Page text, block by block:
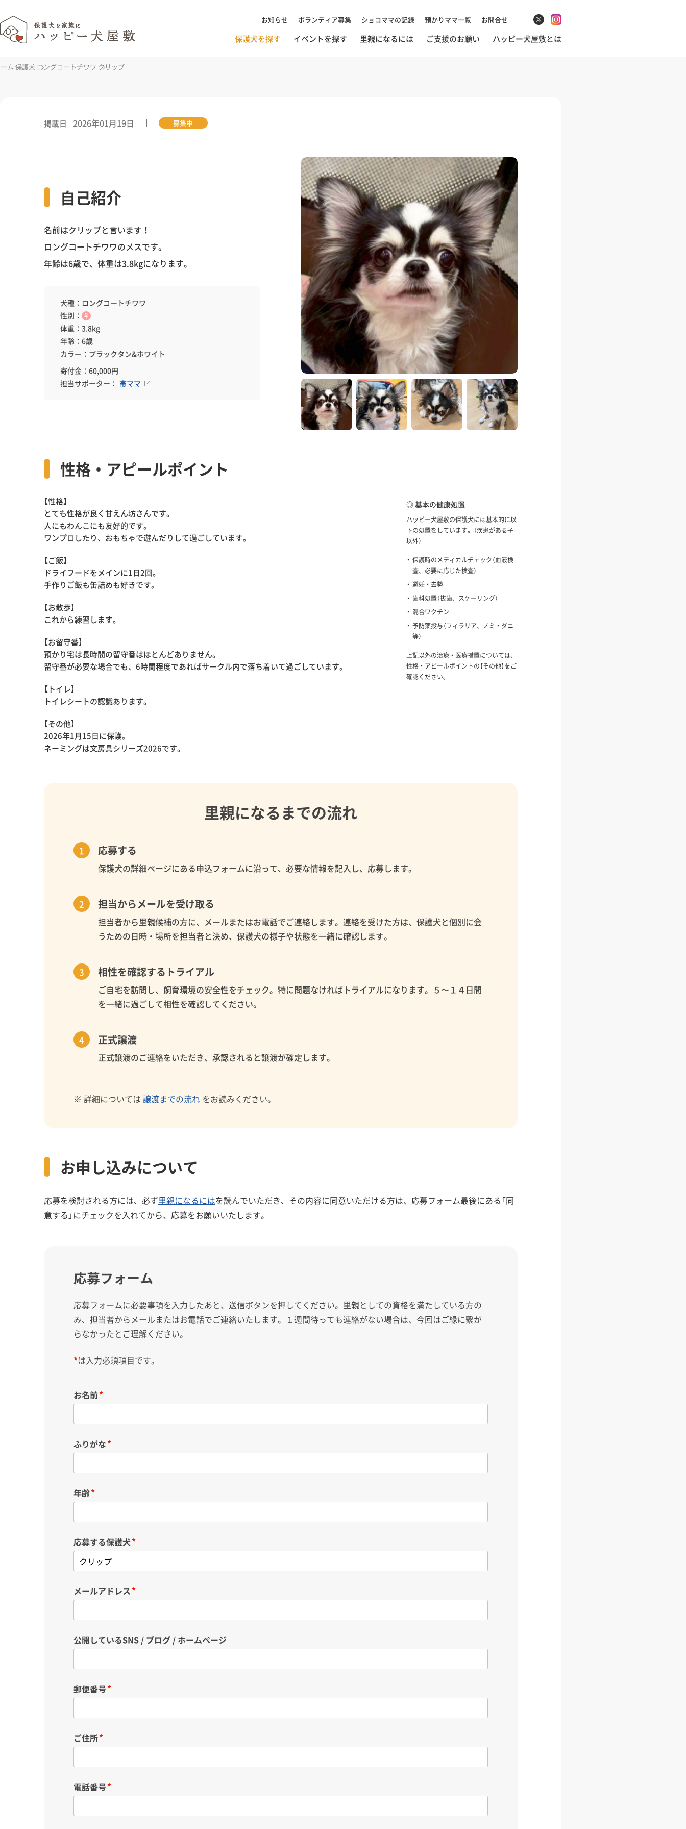
お知らせ ボランティア募集 ショコママの記録 預かりママ一覧 お問合せ
保護犬を探す イベントを探す 里親になるには ご支援のお願い ハッピー犬屋敷とは
ム 保護犬 ロングコートチワワ クリップ
掲載日 2026年01月19日 募集中
自己紹介
名前はクリップと言います！
ロングコートチワワのメスです。
年齢は6歳で、体重は3.8kgになります。
犬種：ロングコートチワワ
性別： ♀
体重：3.8kg
年齢：6歳
カラー：ブラックタン&ホワイト
寄付金：60,000円
担当サポーター： 帯ママ
性格・アピールポイント
【性格】
とても性格が良く甘えん坊さんです。
人にもわんこにも友好的です。
ワンプロしたり、おもちゃで遊んだりして過ごしています。
【ご飯】
ドライフードをメインに1日2回。
手作りご飯も缶詰めも好きです。
【お散歩】
これから練習します。
【お留守番】
預かり宅は長時間の留守番はほとんどありません。
留守番が必要な場合でも、6時間程度であればサークル内で落ち着いて過ごしています。
【トイレ】
トイレシートの認識あります。
【その他】
2026年1月15日に保護。
ネーミングは文房具シリーズ2026です。
◎ 基本の健康処置
ハッピー犬屋敷の保護犬には基本的に以
下の処置をしています。（疾患がある子
以外）
保護時のメディカルチェック（血液検
査、必要に応じた検査）
避妊・去勢
歯科処置（抜歯、スケーリング）
混合ワクチン
予防薬投与（フィラリア、ノミ・ダニ
等）
上記以外の治療・医療措置については、
性格・アピールポイントの【その他】をご
確認ください。
里親になるまでの流れ
応募する
保護犬の詳細ページにある申込フォームに沿って、必要な情報を記入し、応募します。
担当からメールを受け取る
担当者から里親候補の方に、メールまたはお電話でご連絡します。連絡を受けた方は、保護犬と個別に会
うための日時・場所を担当者と決め、保護犬の様子や状態を一緒に確認します。
相性を確認するトライアル
ご自宅を訪問し、飼育環境の安全性をチェック。特に問題なければトライアルになります。５〜１４日間
を一緒に過ごして相性を確認してください。
正式譲渡
正式譲渡のご連絡をいただき、承認されると譲渡が確定します。
※ 詳細については譲渡までの流れ をお読みください。
お申し込みについて
応募を検討される方には、必ず里親になるにはを読んでいただき、その内容に同意いただける方は、応募フォーム最後にある「同
意する」にチェックを入れてから、応募をお願いいたします。
応募フォーム
応募フォームに必要事項を入力したあと、送信ボタンを押してください。里親としての資格を満たしている方の
み、担当者からメールまたはお電話でご連絡いたします。１週間待っても連絡がない場合は、今回はご縁に繋が
らなかったとご理解ください。
*は入力必須項目です。
お名前
ふりがな
年齢
応募する保護犬
メールアドレス
公開しているSNS / ブログ / ホームページ
郵便番号
ご住所
電話番号